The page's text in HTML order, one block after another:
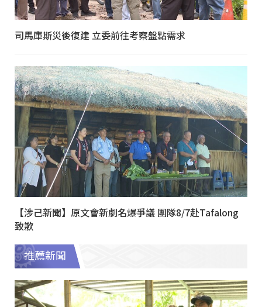
司馬庫斯災後復建 立委前往考察盤點需求
【涉己新聞】原文會新劇名爆爭議 團隊8/7赴Tafalong
致歉
推薦新聞